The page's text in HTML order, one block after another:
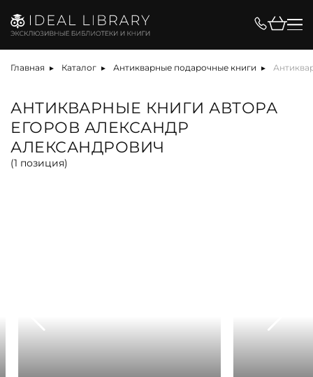
Главная Каталог Антикварные подарочные книги
АНТИКВАРНЫЕ КНИГИ АВТОРА
ЕГОРОВ АЛЕКСАНДР
АЛЕКСАНДРОВИЧ
(1 позиция)
Цена, ₽
Вид
акция